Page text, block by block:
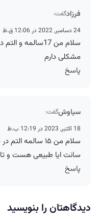
فرزادگفت:
24 دسامبر, 2022 در 12:06 ق.ظ
مشکلی دارم
پاسخ
سیاوشگفت:
18 اکتبر, 2023 در 12:19 ب.ظ
سانت ایا طبیعی هست و
پاسخ
دیدگاهتان را بنویسید